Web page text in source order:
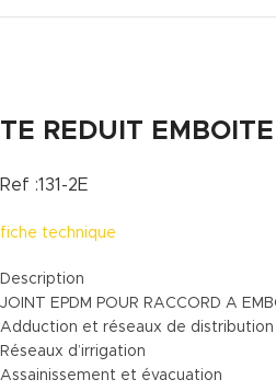
TE REDUIT
Ref :131-2E
fiche technique
Description
JOINT EPDM POUR RACCORD A
Adduction et réseaux de distribution
Réseaux d’irrigation
Assainissement et évacuation